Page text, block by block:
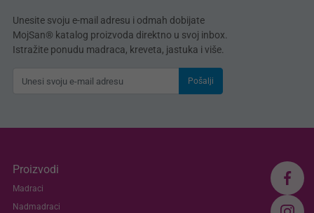
Unesite svoju e-mail adresu i odmah dobijate
MojSan® katalog proizvoda direktno u svoj inbox.
Istražite ponudu madraca, kreveta, jastuka i više.
Pošalji
Proizvodi
Madraci
Nadmadraci